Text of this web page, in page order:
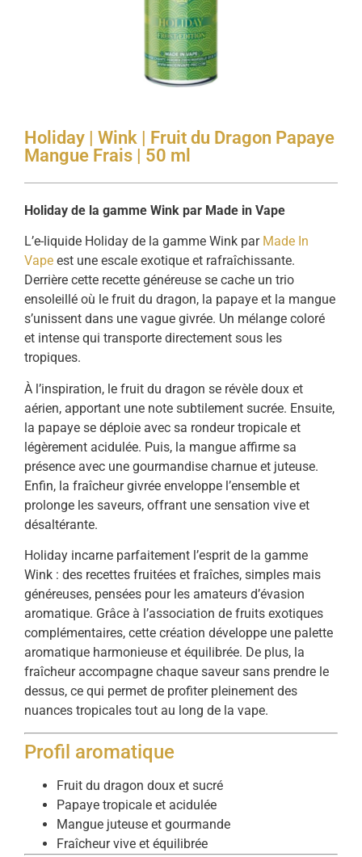
Holiday | Wink | Fruit du Dragon Papaye
Mangue Frais | 50 ml
Holiday de la gamme Wink par Made in Vape
L’e-liquide Holiday de la gamme Wink par Made In
Vape est une escale exotique et rafraîchissante.
Derrière cette recette généreuse se cache un trio
ensoleillé où le fruit du dragon, la papaye et la mangue
s’unissent dans une vague givrée. Un mélange coloré
et intense qui transporte directement sous les
tropiques.
À l’inspiration, le fruit du dragon se révèle doux et
aérien, apportant une note subtilement sucrée. Ensuite,
la papaye se déploie avec sa rondeur tropicale et
légèrement acidulée. Puis, la mangue affirme sa
présence avec une gourmandise charnue et juteuse.
Enfin, la fraîcheur givrée enveloppe l’ensemble et
prolonge les saveurs, offrant une sensation vive et
désaltérante.
Holiday incarne parfaitement l’esprit de la gamme
Wink : des recettes fruitées et fraîches, simples mais
généreuses, pensées pour les amateurs d’évasion
aromatique. Grâce à l’association de fruits exotiques
complémentaires, cette création développe une palette
aromatique harmonieuse et équilibrée. De plus, la
fraîcheur accompagne chaque saveur sans prendre le
dessus, ce qui permet de profiter pleinement des
nuances tropicales tout au long de la vape.
Profil aromatique
Fruit du dragon doux et sucré
Papaye tropicale et acidulée
Mangue juteuse et gourmande
Fraîcheur vive et équilibrée